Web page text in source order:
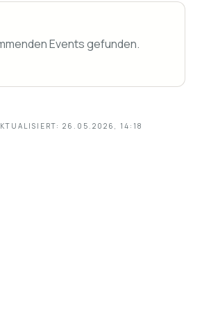
Events gefunden.
26.05.2026, 14:18